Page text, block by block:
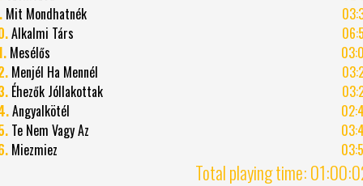
Mit Mondhatnék
Alkalmi Társ
Mesélős
Menjél Ha Mennél
Éhezők Jóllakottak
Angyalkötél
Te Nem Vagy Az
Miezmiez
Total playing time: